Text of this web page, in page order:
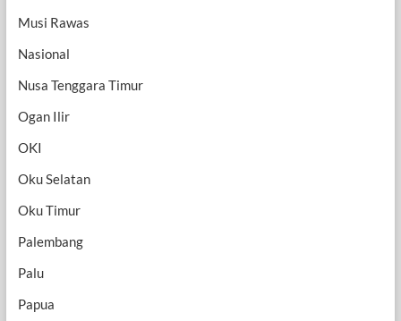
Musi Rawas
Nasional
Nusa Tenggara Timur
Ogan Ilir
OKI
Oku Selatan
Oku Timur
Palembang
Palu
Papua